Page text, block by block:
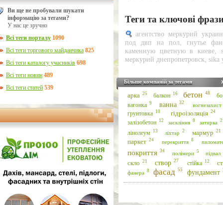
Ви ще не пробували шукати
інформацію за тегами?
У нас це зручно
Всі теги порталу 1090
Всі теги торгового майданчика 825
Всі теги каталогу учасників 698
Всі теги новин 489
Всі теги статей 539
Теги та ключові
агентство меркурий
под двп на пол
гнутье
каменную цветную в киеве
меркурий днепропетровск sika
Більше компаній за тегами
арка 25 балкон 16 бетон 48
вагонка 9 ванна 32 вогнезахист
грунтовка 10 гідроізоляція 24
залізобетон 12 заскління 8 затирка 2
лінолеум 13 ліхтар 2 мармур 21
паркет 24 перекриття 8
покриття 34 полімери 5 підвал
скло 21 створ 27 стійка 12
фанера 8 фасад 55 фундамент